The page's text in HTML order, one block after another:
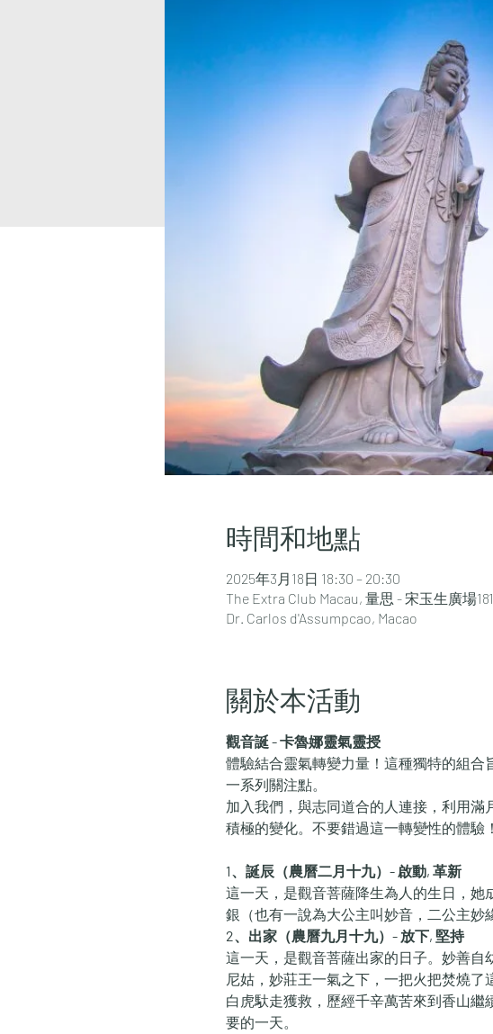
時間和地點
2025年3月18日 18:30 – 20:30
The Extra Club Macau, 量思 - 宋玉生廣場
Dr. Carlos d'Assumpcao, Macao
關於本活動
觀音誕 - 卡魯娜靈氣靈授
體驗結合靈氣轉變力量！這種獨特的組
一系列關注點。
加入我們，與志同道合的人連接，利用
積極的變化。不要錯過這一轉變性的體驗！
1、誕辰（農曆二月十九）- 啟動, 革新
這一天，是觀音菩薩降生為人的生日，
銀（也有一說為大公主叫妙音，二公主妙
2、出家（農曆九月十九）- 放下, 堅持
這一天，是觀音菩薩出家的日子。妙善
尼姑，妙莊王一氣之下，一把火把焚燒
白虎馱走獲救，歷經千辛萬苦來到香山
要的一天。